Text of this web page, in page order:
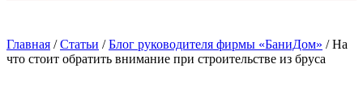
Главная /Статьи /Блог руководителя фирмы «БаниДом» /На
что стоит обратить внимание при строительстве из бруса